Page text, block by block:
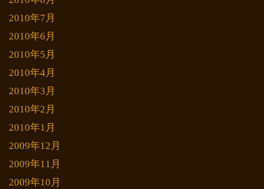
2010年7月
2010年6月
2010年5月
2010年4月
2010年3月
2010年2月
2010年1月
2009年12月
2009年11月
2009年10月